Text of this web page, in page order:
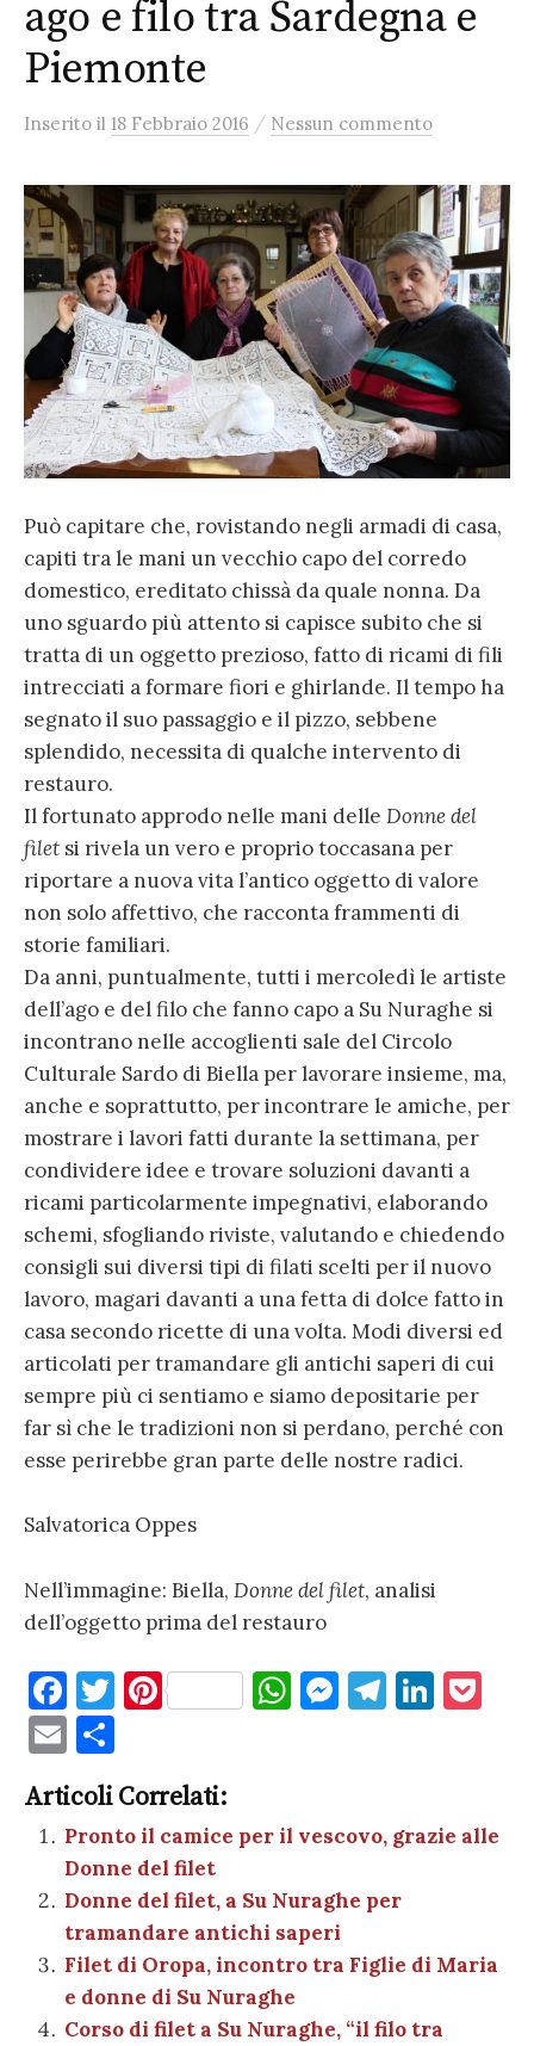
ago e filo tra Sardegna e
Piemonte
Inserito il 18 Febbraio 2016 / Nessun commento
Può capitare che, rovistando negli armadi di casa,
capiti tra le mani un vecchio capo del corredo
domestico, ereditato chissà da quale nonna. Da
uno sguardo più attento si capisce subito che si
tratta di un oggetto prezioso, fatto di ricami di fili
intrecciati a formare fiori e ghirlande. Il tempo ha
segnato il suo passaggio e il pizzo, sebbene
splendido, necessita di qualche intervento di
restauro.
Il fortunato approdo nelle mani delle Donne del
filet si rivela un vero e proprio toccasana per
riportare a nuova vita l’antico oggetto di valore
non solo affettivo, che racconta frammenti di
storie familiari.
Da anni, puntualmente, tutti i mercoledì le artiste
dell’ago e del filo che fanno capo a Su Nuraghe si
incontrano nelle accoglienti sale del Circolo
Culturale Sardo di Biella per lavorare insieme, ma,
anche e soprattutto, per incontrare le amiche, per
mostrare i lavori fatti durante la settimana, per
condividere idee e trovare soluzioni davanti a
ricami particolarmente impegnativi, elaborando
schemi, sfogliando riviste, valutando e chiedendo
consigli sui diversi tipi di filati scelti per il nuovo
lavoro, magari davanti a una fetta di dolce fatto in
casa secondo ricette di una volta. Modi diversi ed
articolati per tramandare gli antichi saperi di cui
sempre più ci sentiamo e siamo depositarie per
far sì che le tradizioni non si perdano, perché con
esse perirebbe gran parte delle nostre radici.
Salvatorica Oppes
Nell’immagine: Biella, Donne del filet, analisi
dell’oggetto prima del restauro
F
a
c
e
b
o
o
k
T
te
r
Pi
es
t
W
A
p
M
g
er
T
a
Li
dI et
E
m
ai
l
n
di
vi
di
Articoli Correlati:
Pronto il camice per il vescovo, grazie alle
Donne del filet
Donne del filet, a Su Nuraghe per
tramandare antichi saperi
Filet di Oropa, incontro tra Figlie di Maria
e donne di Su Nuraghe
Corso di filet a Su Nuraghe, “il filo tra